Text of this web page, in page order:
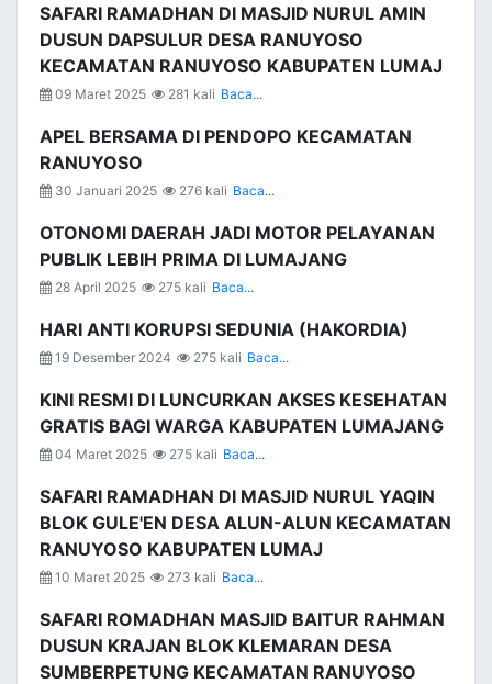
SAFARI RAMADHAN DI MASJID NURUL AMIN
DUSUN DAPSULUR DESA RANUYOSO
KECAMATAN RANUYOSO KABUPATEN LUMAJ
09 Maret 2025 281 kali Baca...
APEL BERSAMA DI PENDOPO KECAMATAN
RANUYOSO
30 Januari 2025 276 kali Baca...
OTONOMI DAERAH JADI MOTOR PELAYANAN
PUBLIK LEBIH PRIMA DI LUMAJANG
28 April 2025 275 kali Baca...
HARI ANTI KORUPSI SEDUNIA (HAKORDIA)
19 Desember 2024 275 kali Baca...
KINI RESMI DI LUNCURKAN AKSES KESEHATAN
GRATIS BAGI WARGA KABUPATEN LUMAJANG
04 Maret 2025 275 kali Baca...
SAFARI RAMADHAN DI MASJID NURUL YAQIN
BLOK GULE'EN DESA ALUN-ALUN KECAMATAN
RANUYOSO KABUPATEN LUMAJ
10 Maret 2025 273 kali Baca...
SAFARI ROMADHAN MASJID BAITUR RAHMAN
DUSUN KRAJAN BLOK KLEMARAN DESA
SUMBERPETUNG KECAMATAN RANUYOSO